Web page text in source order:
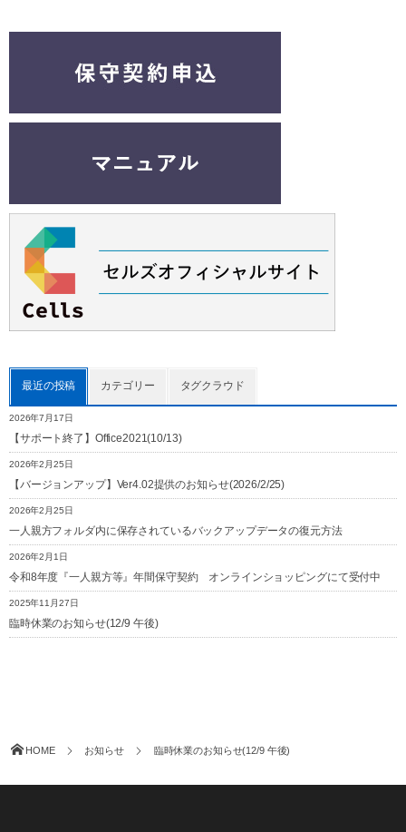
最近の投稿 カテゴリー タグクラウド
2026年7月17日
【サポート終了】Office2021(10/13)
2026年2月25日
【バージョンアップ】Ver4.02提供のお知らせ(2026/2/25)
2026年2月25日
一人親方フォルダ内に保存されているバックアップデータの復元方法
2026年2月1日
令和8年度『一人親方等』年間保守契約 オンラインショッピングにて受付中
2025年11月27日
臨時休業のお知らせ(12/9 午後)
HOME お知らせ 臨時休業のお知らせ(12/9 午後)